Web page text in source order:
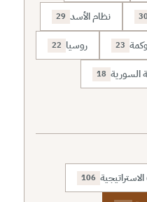
نظام الأسد 29
23 روسيا 22
السورية 18
106